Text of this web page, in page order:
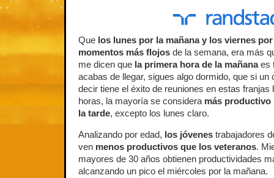
Que los lunes por la mañana y los viernes
momentos más flojos de la semana, era más
me dicen que la primera hora de la mañanaes
acabas de llegar, sigues algo dormido, que si
decir tiene el éxito de reuniones en estas franjas
horas, la mayoría se considera más productivo
la tarde, excepto los lunes claro.
Analizando por edad, los jóvenes trabajadores
ven menos productivos que los veteranos.
mayores de 30 años obtienen productividades
alcanzando un pico el miércoles por la mañana.